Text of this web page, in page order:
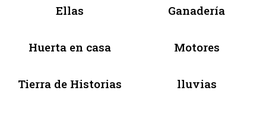
Ellas Ganadería
Huerta en casa Motores
Tierra de Historias lluvias